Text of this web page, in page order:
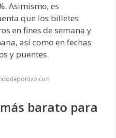
Asimismo, es
que los billetes
en fines de semana y
así como en fechas
y puentes.
barato para